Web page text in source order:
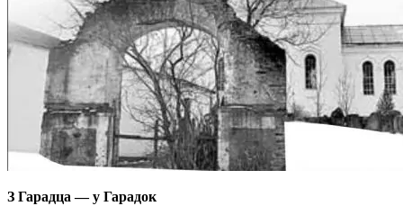
З Гарадца — у Гарадок